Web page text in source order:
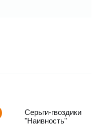
Серьги-гвоздики
"Наивность"